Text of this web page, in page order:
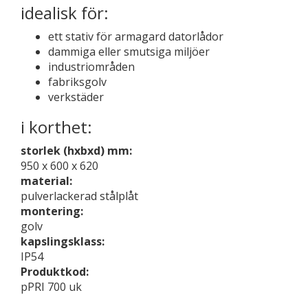
idealisk för:
ett stativ för armagard datorlådor
dammiga eller smutsiga miljöer
industriområden
fabriksgolv
verkstäder
i korthet:
storlek (hxbxd) mm:
950 x 600 x 620
material:
pulverlackerad stålplåt
montering:
golv
kapslingsklass:
IP54
Produktkod:
pPRI 700 uk